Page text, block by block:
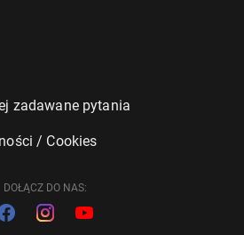
zadawane pytania
/ Cookies
DOŁĄCZ DO NAS: